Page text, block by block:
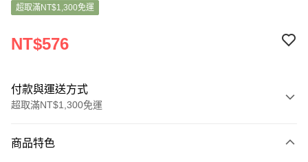
超取滿NT$1,300免運
NT$576
付款與運送方式
超取滿NT$1,300免運
信用卡一次付款
商品特色